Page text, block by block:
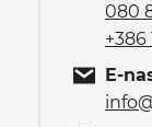
080
+386
E-